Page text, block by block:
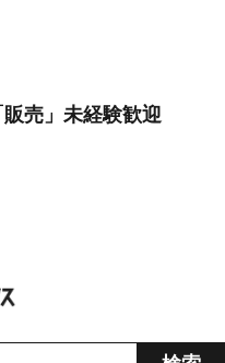
売」未経験歓迎